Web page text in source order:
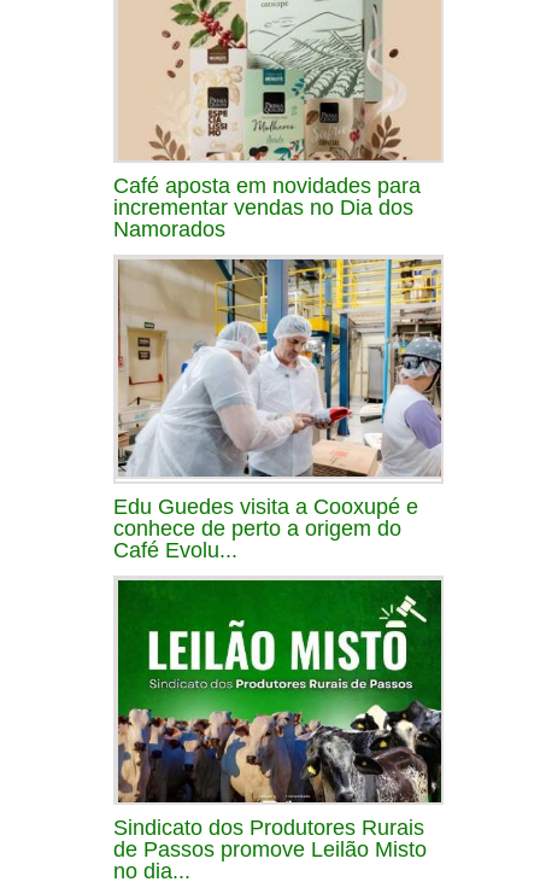
Café aposta em novidades para
incrementar vendas no Dia dos
Namorados
Edu Guedes visita a Cooxupé e
conhece de perto a origem do
Café Evolu...
Sindicato dos Produtores Rurais
de Passos promove Leilão Misto
no dia...